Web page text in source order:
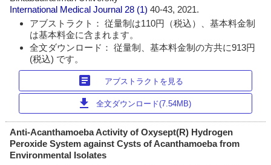
International Medical Journal 28 (1)40-43, 2021.
アブストラクト： 従量制は110円（税込）、基本料金制
は基本料金に含まれます。
全文ダウンロード： 従量制、基本料金制の方共に913円
(税込) です。
article アブストラクトを見る
download 全文ダウンロード(7.54MB)
Anti-Acanthamoeba Activity of Oxysept(R) Hydrogen
Peroxide System against Cysts of Acanthamoeba from
Environmental Isolates